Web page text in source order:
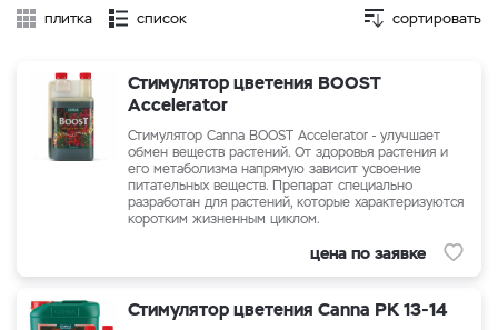
плитка список сортировать
Стимулятор цветения BOOST
Accelerator
Стимулятор Canna BOOST Accelerator - улучшает
обмен веществ растений. От здоровья растения и
его метаболизма напрямую зависит усвоение
питательных веществ. Препарат специально
разработан для растений, которые характеризуются
коротким жизненным циклом.
цена по заявке
Стимулятор цветения Canna PK 13-14